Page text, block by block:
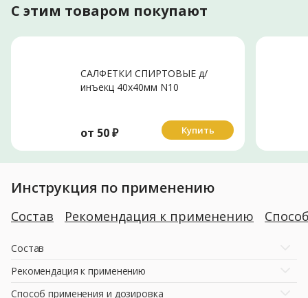
С этим товаром покупают
САЛФЕТКИ СПИРТОВЫЕ д/
инъекц 40х40мм N10
от 50₽ Купить
Инструкция по применению
Состав Рекомендация к применению
Состав
Рекомендация к применению
Способ применения и дозировка